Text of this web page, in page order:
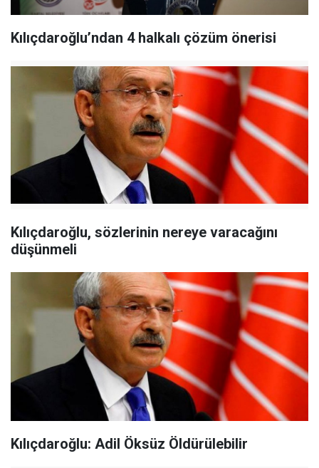
Kılıçdaroğlu’ndan 4 halkalı çözüm önerisi
Kılıçdaroğlu, sözlerinin nereye varacağını
düşünmeli
Kılıçdaroğlu: Adil Öksüz Öldürülebilir